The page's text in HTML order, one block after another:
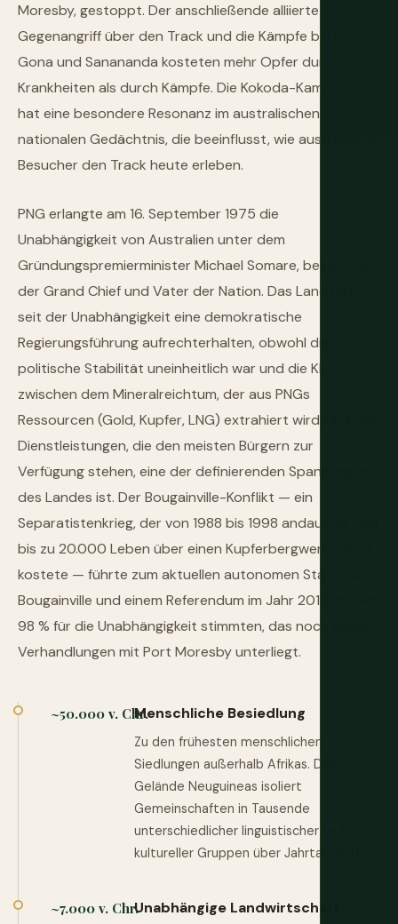
Moresby, gestoppt. Der anschließende alliierte
Gegenangriff über den Track und die Kämpfe bei Buna,
Gona und Sanananda kosteten mehr Opfer durch
Krankheiten als durch Kämpfe. Die Kokoda-Kampagne
hat eine besondere Resonanz im australischen
nationalen Gedächtnis, die beeinflusst, wie australische
Besucher den Track heute erleben.
PNG erlangte am 16. September 1975 die
Unabhängigkeit von Australien unter dem
Gründungspremierminister Michael Somare, bekannt als
der Grand Chief und Vater der Nation. Das Land hat
seit der Unabhängigkeit eine demokratische
Regierungsführung aufrechterhalten, obwohl die
politische Stabilität uneinheitlich war und die Kluft
zwischen dem Mineralreichtum, der aus PNGs
Ressourcen (Gold, Kupfer, LNG) extrahiert wird, und den
Dienstleistungen, die den meisten Bürgern zur
Verfügung stehen, eine der definierenden Spannungen
des Landes ist. Der Bougainville-Konflikt — ein
Separatistenkrieg, der von 1988 bis 1998 andauerte und
bis zu 20.000 Leben über einen Kupferbergwerksstreit
kostete — führte zum aktuellen autonomen Status von
Bougainville und einem Referendum im Jahr 2019, in dem
98 % für die Unabhängigkeit stimmten, das noch immer
Verhandlungen mit Port Moresby unterliegt.
~50.000 v. Chr.Menschliche Besiedlung
Zu den frühesten menschlichen
Siedlungen außerhalb Afrikas. Das
Gelände Neuguineas isoliert
Gemeinschaften in Tausende
unterschiedlicher linguistischer und
kultureller Gruppen über Jahrtausende.
~7.000 v. Chr.Unabhängige Landwirtschaft